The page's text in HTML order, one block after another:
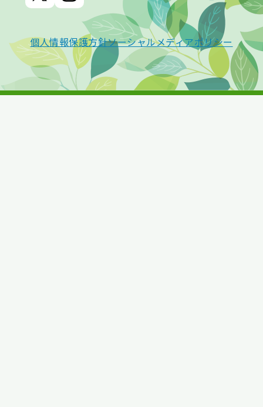
個人情報保護方針ソーシャルメディアポリシー